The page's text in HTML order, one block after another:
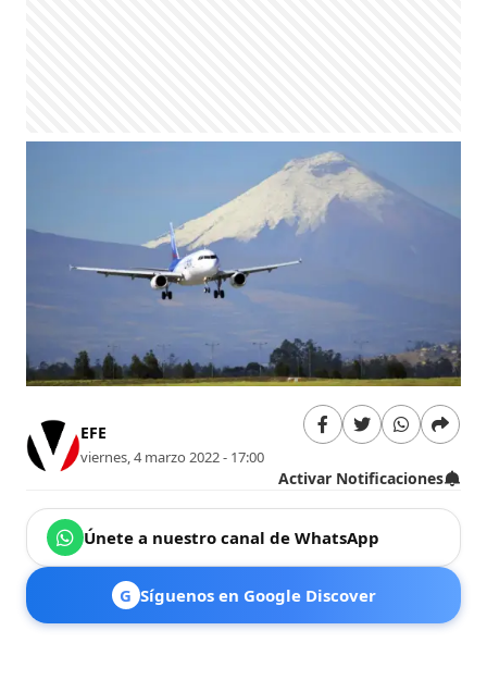
EFE
viernes, 4 marzo 2022 - 17:00
Activar Notificaciones
Únete a nuestro canal de WhatsApp
G Síguenos en Google Discover